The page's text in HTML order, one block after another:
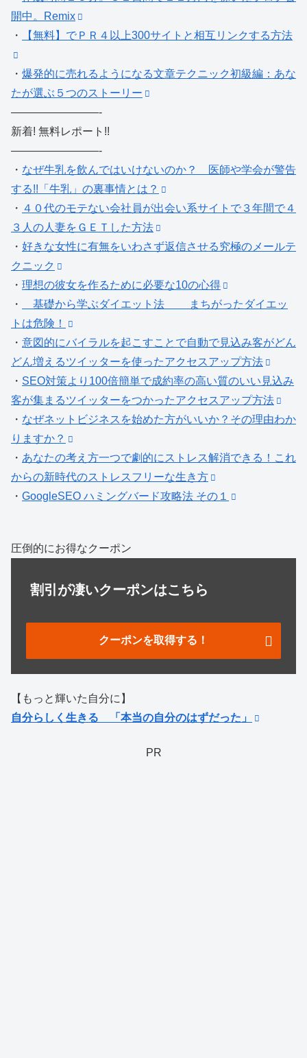
開中。Remix
・
【無料】でＰＲ４以上300サイトと相互リンクする方法
・ 爆発的に売れるようになる文章テクニック初級編：あな
たが選ぶ５つのストーリー
————————-
新着! 無料レポート!!
————————-
・ なぜ牛乳を飲んではいけないのか？ 医師や学会が警告
する!!「牛乳」の裏事情とは？
・ ４０代のモテない会社員が出会い系サイトで３年間で４
３人の人妻をＧＥＴした方法
・ 好きな女性に有無をいわさず返信させる究極のメールテ
クニック
・ 理想の彼女を作るために必要な10の心得
・
基礎から学ぶダイエット法 まちがったダイエッ
トは危険！
・ 意図的にバイラルを起こすことで自動で見込み客がどん
どん増えるツイッターを使ったアクセスアップ方法
・ SEO対策より100倍簡単で成約率の高い質のいい見込み
客が集まるツイッターをつかったアクセスアップ方法
・ なぜネットビジネスを始めた方がいいか？その理由わか
りますか？
・ あなたの考え方一つで劇的にストレス解消できる！これ
からの新時代のストレスフリーな生き方
・ GoogleSEO ハミングバード攻略法 その１
圧倒的にお得なクーポン
割引が凄いクーポンはこちら
クーポンを取得する！
【もっと輝いた自分に】
自分らしく生きる 「本当の自分のはずだった」
PR